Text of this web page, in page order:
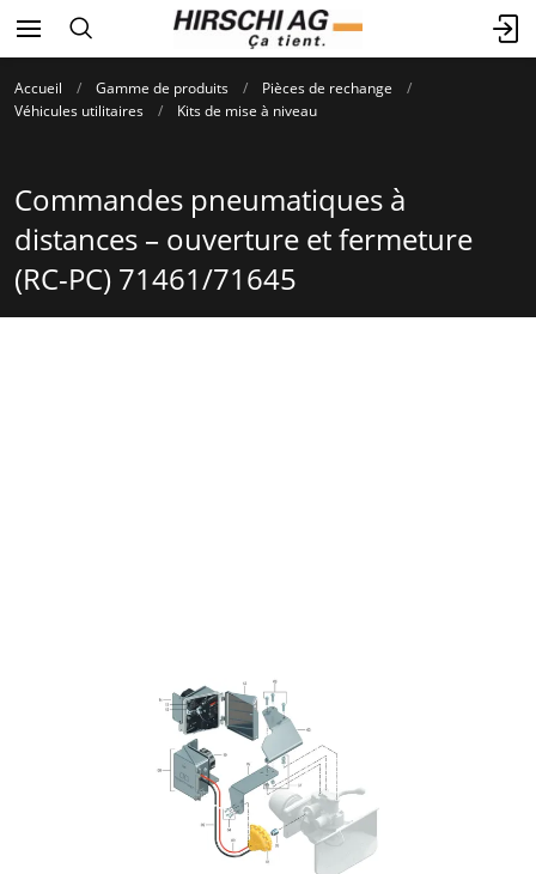
Accueil Gamme de produits
Pièces de rechange
Véhicules utilitaires
Kits de mise à niveau
Commandes pneumatiques à
distances – ouverture et fermeture
(RC-PC) 71461/71645